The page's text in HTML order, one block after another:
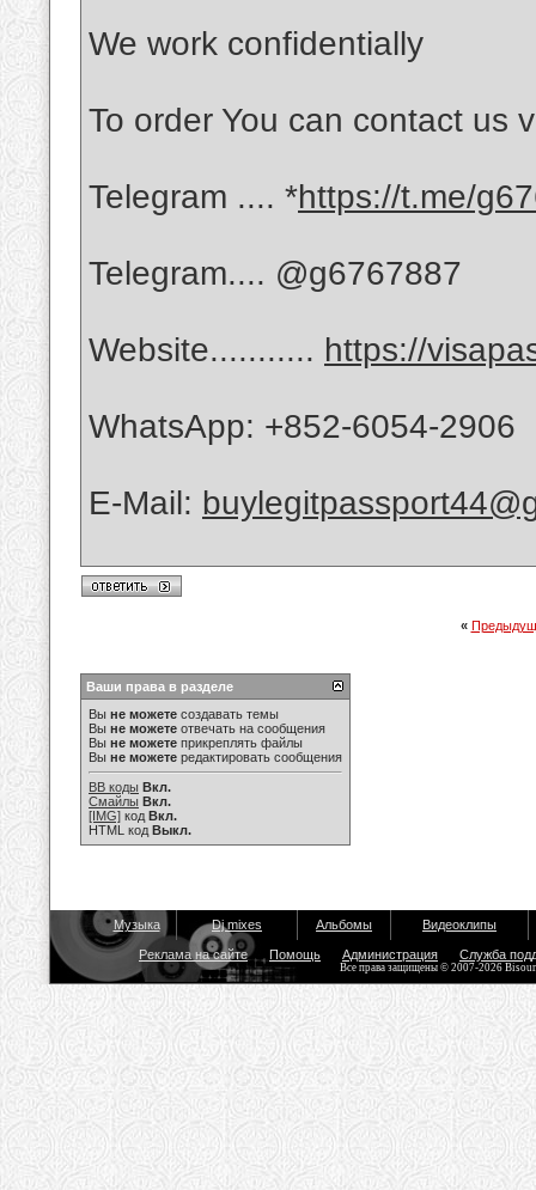
We work confidentially️
To order You can contact us
Telegram .... *https://t.me/
Telegram.... @g6767887
Website........... https://
WhatsApp: +852-6054-2906
E-Mail:
«
Ваши права в разделе
Вы не можете создавать темы
Вы не можете отвечать на сообщения
Вы не можете прикреплять файлы
Вы не можете редактировать сообщения
BB коды Вкл.
Смайлы Вкл.
[IMG] код Вкл.
HTML код Выкл.
Музыка Dj mixes Альбомы Видеоклипы
Реклама на сайте Помощь Администрация Служба
Все права защищены © 2007-2026